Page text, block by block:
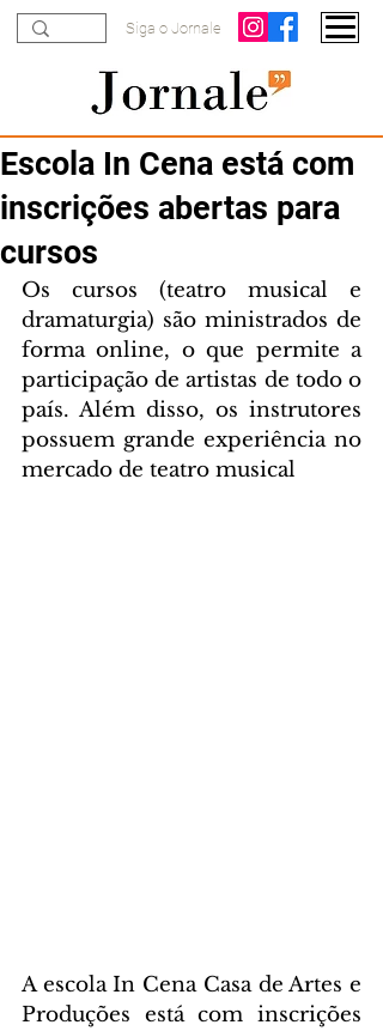
Siga o Jornale
Escola In Cena está com
inscrições abertas para
cursos
Os cursos (teatro musical e
dramaturgia) são ministrados de
forma online, o que permite a
participação de artistas de todo o
país. Além disso, os instrutores
possuem grande experiência no
mercado de teatro musical
A escola In Cena Casa de Artes e
Produções está com inscrições